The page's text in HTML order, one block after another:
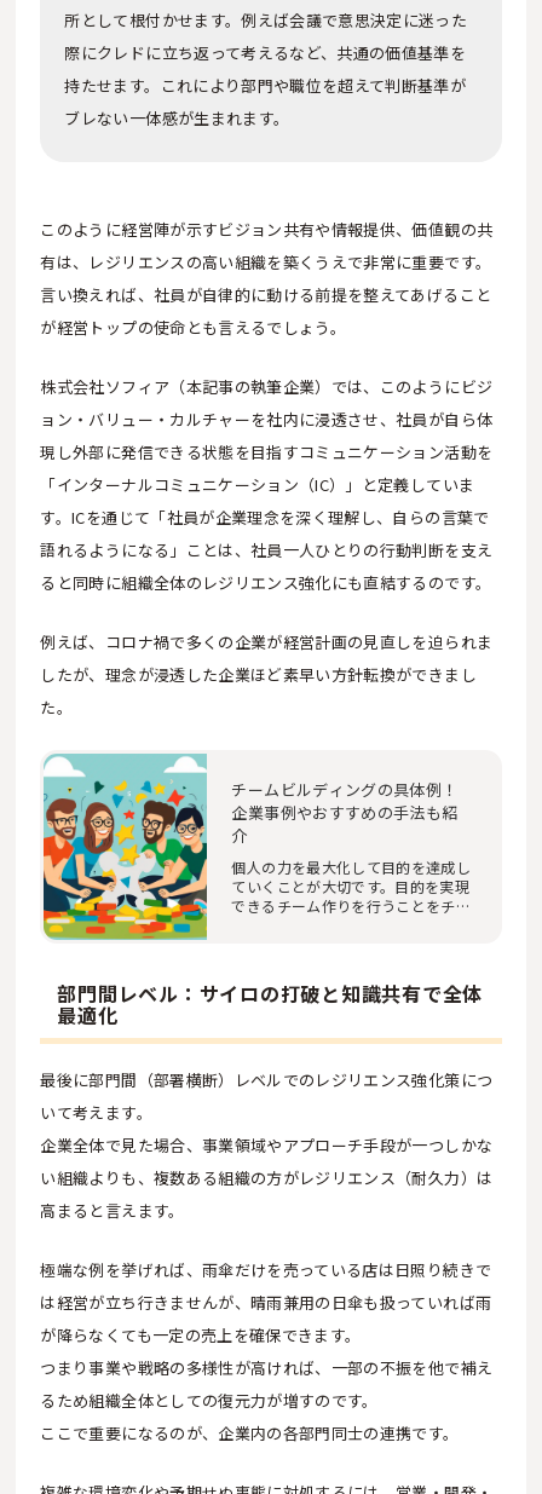
所として根付かせます。例えば会議で意思決定に迷った
際にクレドに立ち返って考えるなど、共通の価値基準を
持たせます。これにより部門や職位を超えて判断基準が
ブレない一体感が生まれます。
このように経営陣が示すビジョン共有や情報提供、価値観の共
有は、レジリエンスの高い組織を築くうえで非常に重要です。
言い換えれば、社員が自律的に動ける前提を整えてあげること
が経営トップの使命とも言えるでしょう。
株式会社ソフィア（本記事の執筆企業）では、このようにビジ
ョン・バリュー・カルチャーを社内に浸透させ、社員が自ら体
現し外部に発信できる状態を目指すコミュニケーション活動を
「インターナルコミュニケーション（IC）」と定義していま
す。ICを通じて「社員が企業理念を深く理解し、自らの言葉で
語れるようになる」ことは、社員一人ひとりの行動判断を支え
ると同時に組織全体のレジリエンス強化にも直結するのです。
例えば、コロナ禍で多くの企業が経営計画の見直しを迫られま
したが、理念が浸透した企業ほど素早い方針転換ができまし
た。
チームビルディングの具体例！
企業事例やおすすめの手法も紹
介
個人の力を最大化して目的を達成し
ていくことが大切です。目的を実現
できるチーム作りを行うことをチー
部門間レベル：サイロの打破と知識共有で全体
最適化
最後に部門間（部署横断）レベルでのレジリエンス強化策につ
いて考えます。
企業全体で見た場合、事業領域やアプローチ手段が一つしかな
い組織よりも、複数ある組織の方がレジリエンス（耐久力）は
高まると言えます。
極端な例を挙げれば、雨傘だけを売っている店は日照り続きで
は経営が立ち行きませんが、晴雨兼用の日傘も扱っていれば雨
が降らなくても一定の売上を確保できます。
つまり事業や戦略の多様性が高ければ、一部の不振を他で補え
るため組織全体としての復元力が増すのです。
ここで重要になるのが、企業内の各部門同士の連携です。